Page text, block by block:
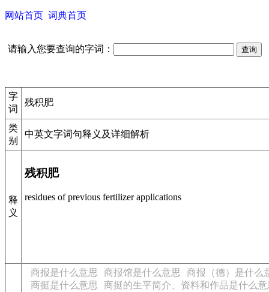
网站首页 词典首页
请输入您要查询的字词：
字
词
残积肥
类
别
中英文字词句释义及详细解析
释
义
残积肥
residues of previous fertilizer applications
商报是什么意思 商报馆是什么意思
商报（德）是什么
商挺是什么意思
商挺的生平简介、资料和作品是什么意